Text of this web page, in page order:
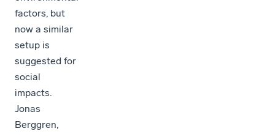
factors, but
now a similar
setup is
suggested for
social
impacts.
Jonas
Berggren,